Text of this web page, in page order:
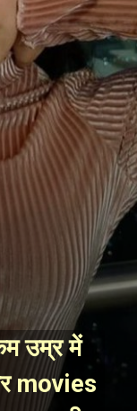
उम्र में
movies